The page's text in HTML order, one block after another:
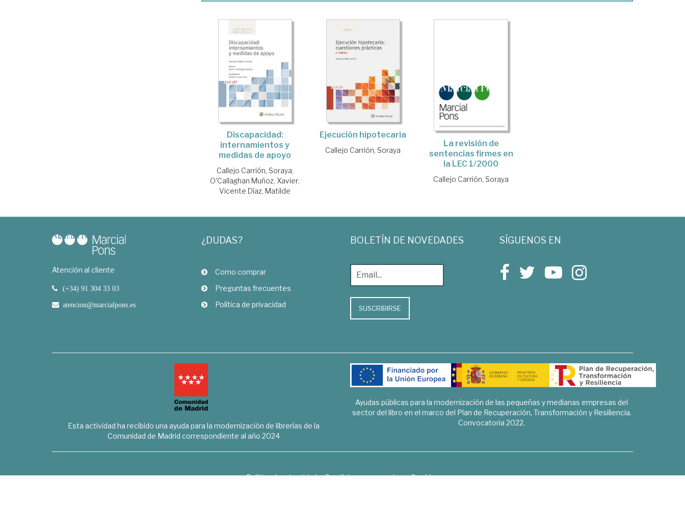
Discapacidad:
internamientos y
medidas de apoyo
Callejo Carrión, Soraya;
O'Callaghan Muñoz, Xavier;
Vicente Díaz, Matilde
Ejecución hipotecaria
Callejo Carrión, Soraya
La revisión de
sentencias firmes en
la LEC 1/2000
Callejo Carrión, Soraya
Atención al cliente
(+34) 91 304 33 03
atencion@marcialpons.es
¿DUDAS?
Como comprar
Preguntas frecuentes
Política de privacidad
BOLETÍN DE NOVEDADES
SUSCRIBIRSE
SÍGUENOS EN
Esta actividad ha recibido una ayuda para la modernización de librerías de la
Comunidad de Madrid correspondiente al año 2024
Ayudas públicas para la modernización de las pequeñas y medianas empresas del
sector del libro en el marco del Plan de Recuperación, Transformación y Resiliencia.
Convocatoria 2022.
Política de privacidad Condiciones generales
Cookies